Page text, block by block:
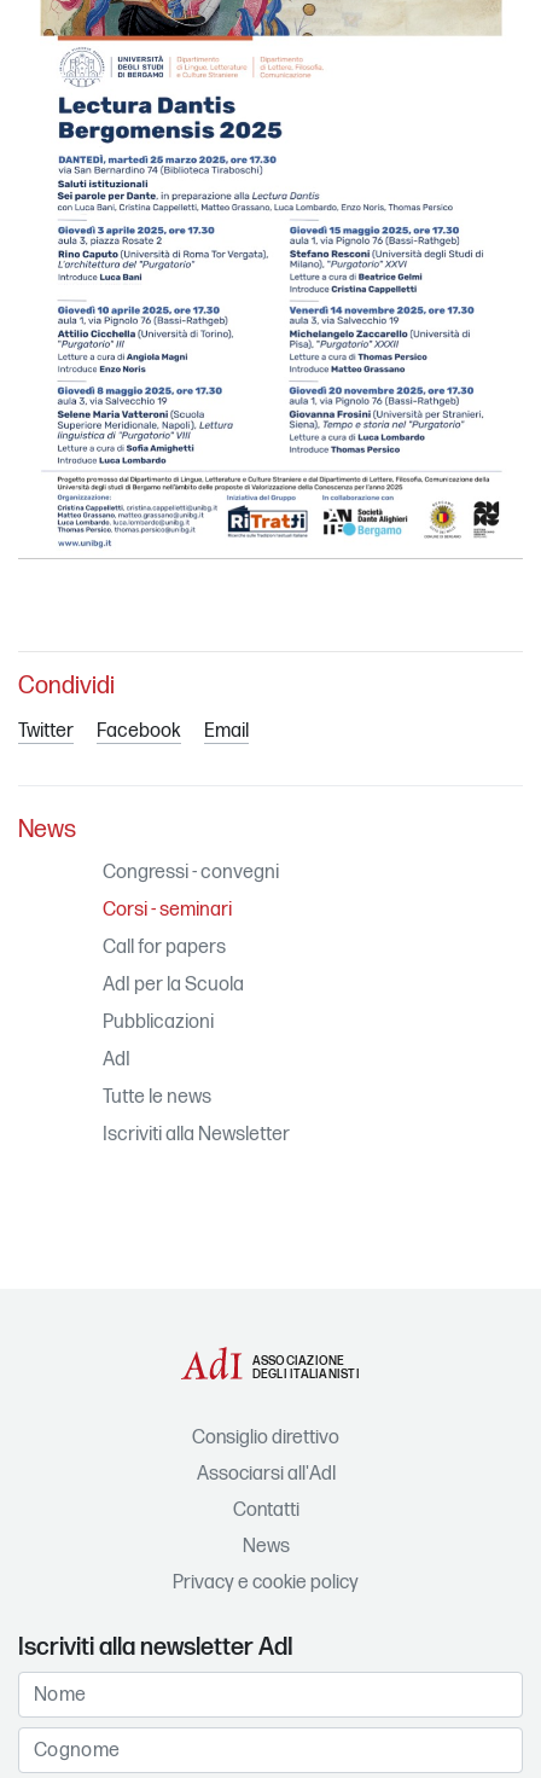
Condividi
Twitter Facebook Email
News
Congressi - convegni
Corsi - seminari
Call for papers
AdI per la Scuola
Pubblicazioni
AdI
Tutte le news
Iscriviti alla Newsletter
ASSOCIAZIONE
DEGLI ITALIANISTI
Consiglio direttivo
Associarsi all'AdI
Contatti
News
Privacy e cookie policy
Iscriviti alla newsletter AdI